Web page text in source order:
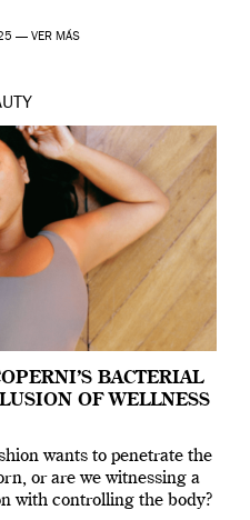
— VER MÁS
BACTERIAL
OF WELLNESS
wants to penetrate the
or are we witnessing a
with controlling the body?